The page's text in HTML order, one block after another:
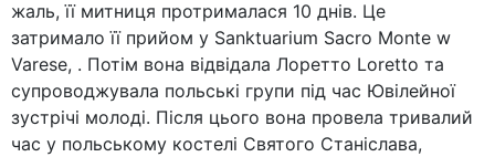
жаль, її митниця протрималася 10 днів. Це
затримало її прийом у Sanktuarium Sacro Monte w
Varese, . Потім вона відвідала Лоретто Loretto та
супроводжувала польські групи під час Ювілейної
зустрічі молоді. Після цього вона провела тривалий
час у польському костелі Святого Станіслава,